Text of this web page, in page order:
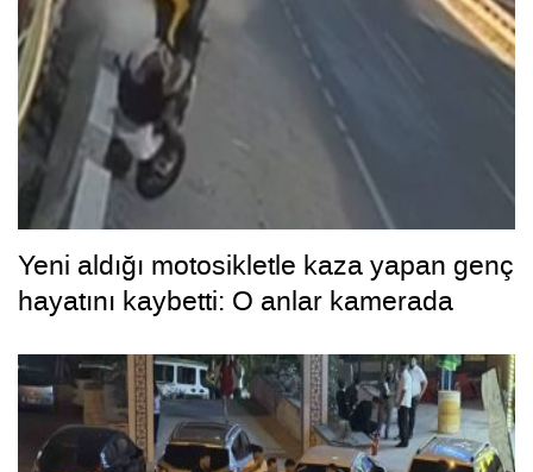
Yeni aldığı motosikletle kaza yapan genç
hayatını kaybetti: O anlar kamerada